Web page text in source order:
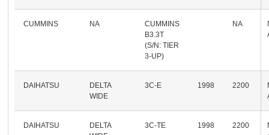
CUMMINS NA
CUMMINS
B3.3T
(S/N: TIER
3-UP)
NA
DAIHATSU
DELTA
WIDE
3C-E 1998 2200
DAIHATSU
DELTA
3C-TE 1998 2200